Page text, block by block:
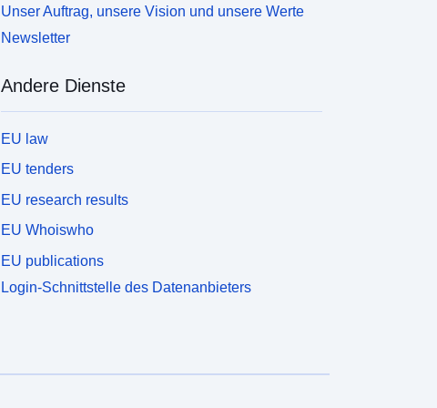
Unser Auftrag, unsere Vision und unsere Werte
Newsletter
Andere Dienste
EU law
EU tenders
EU research results
EU Whoiswho
EU publications
Login-Schnittstelle des Datenanbieters